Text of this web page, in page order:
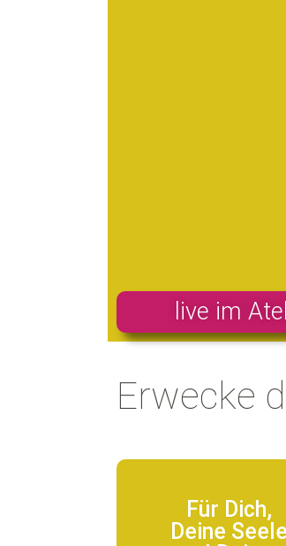
live im
Erwecke
Für Dich,
Deine Seele